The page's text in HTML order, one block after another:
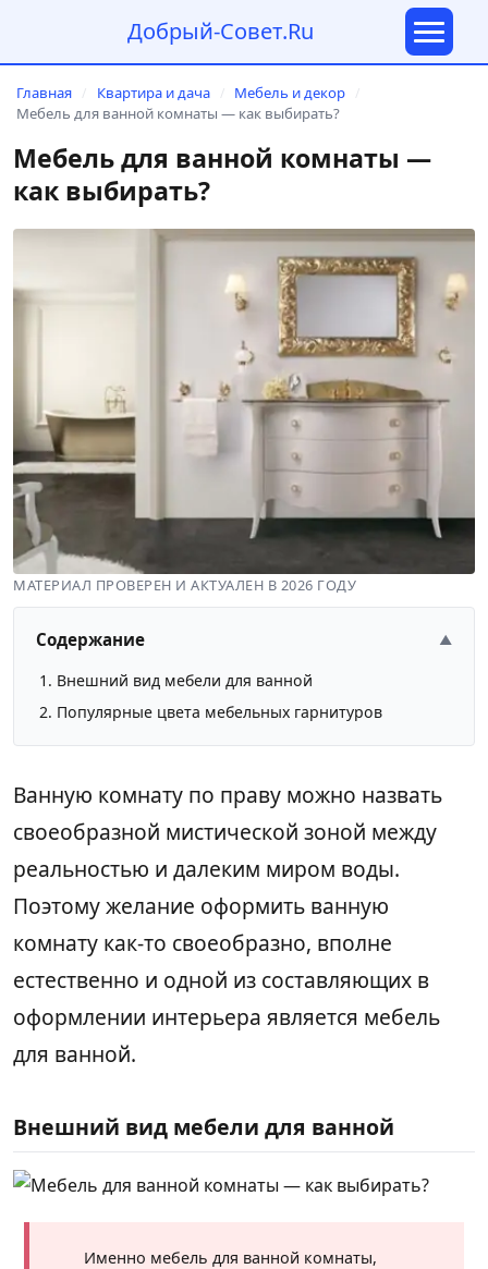
Добрый-Совет.Ru
Главная / Квартира и дача / Мебель и декор /
Мебель для ванной комнаты — как выбирать?
Мебель для ванной комнаты —
как выбирать?
МАТЕРИАЛ ПРОВЕРЕН И АКТУАЛЕН В 2026 ГОДУ
Содержание ▲
Внешний вид мебели для ванной
Популярные цвета мебельных гарнитуров
Ванную комнату по праву можно назвать
своеобразной мистической зоной между
реальностью и далеким миром воды.
Поэтому желание оформить ванную
комнату как-то своеобразно, вполне
естественно и одной из составляющих в
оформлении интерьера является мебель
для ванной.
Внешний вид мебели для ванной
Именно мебель для ванной комнаты,